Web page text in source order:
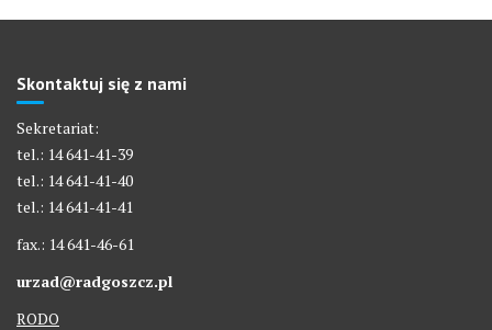
Skontaktuj się z nami
Sekretariat:
tel.: 14 641-41-39
tel.: 14 641-41-40
tel.: 14 641-41-41
fax.: 14 641-46-61
urzad@radgoszcz.pl
RODO